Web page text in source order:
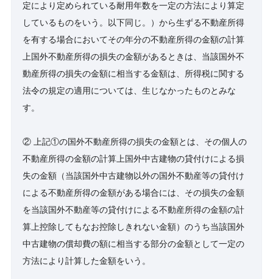
定により定められている耐用年数を一定の方法により算定
しているものをいう。以下同じ。）から生ずる不動産所得
を有する場合においてその年分の不動産所得の金額の計算
上国外不動産所得の損失の金額があるときは、当該国外不
動産所得の損失の金額に相当する金額は、所得税に関する
法令の規定の適用については、生じなかったものとみな
す。
② 上記①の国外不動産所得の損失の金額とは、その個人の
不動産所得の金額の計算上国外中古建物の貸付けによる損
失の金額（当該国外中古建物以外の国外不動産等の貸付け
による不動産所得の金額がある場合には、その損失の金額
を当該国外不動産等の貸付けによる不動産所得の金額の計
算上控除してもなお控除しきれない金額）のうち当該国外
中古建物の償却費の額に相当する部分の金額として一定の
方法により計算した金額をいう。